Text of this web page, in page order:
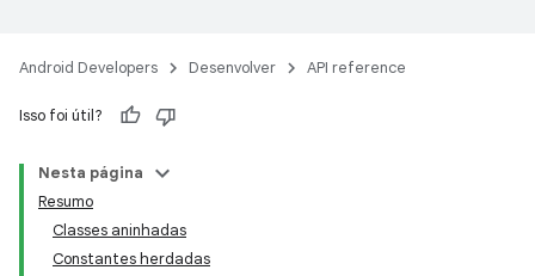
Android Developers Desenvolver API reference
Isso foi útil?
Nesta página
Resumo
Classes aninhadas
Constantes herdadas